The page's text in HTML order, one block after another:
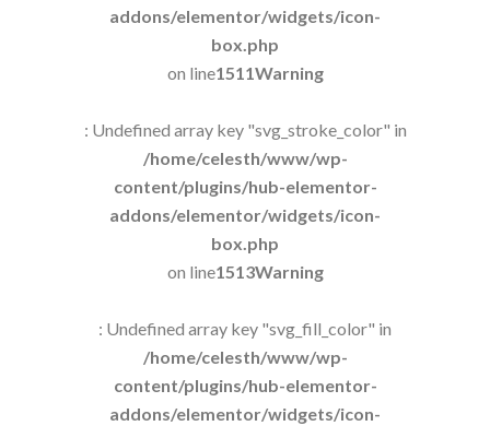
addons/elementor/widgets/icon-
box.php
on line1511Warning
: Undefined array key "svg_stroke_color" in
/home/celesth/www/wp-
content/plugins/hub-elementor-
addons/elementor/widgets/icon-
box.php
on line1513Warning
: Undefined array key "svg_fill_color" in
/home/celesth/www/wp-
content/plugins/hub-elementor-
addons/elementor/widgets/icon-